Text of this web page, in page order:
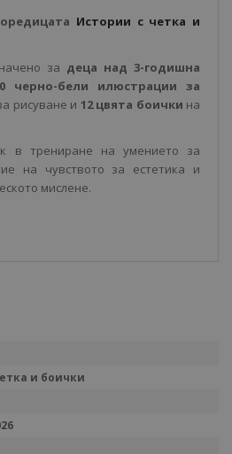
Истории с четка и
за деца над 3-годишна
черно-бели илюстрации за
рисуване и 12 цвята боички на
в трениране на умението за
на чувството за естетика и
мислене.
и боички